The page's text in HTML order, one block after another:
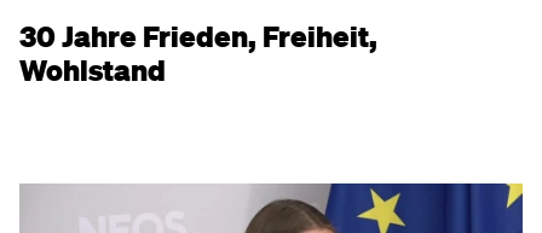
30 Jahre Frieden, Freiheit,
Wohlstand